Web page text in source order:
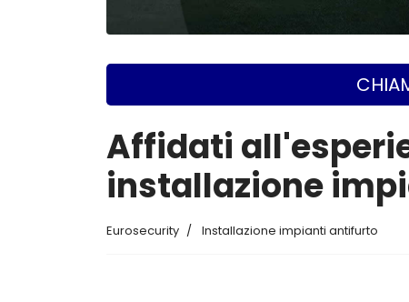
Affidati
installazione
Eurosecurity Installazione impianti antifurto